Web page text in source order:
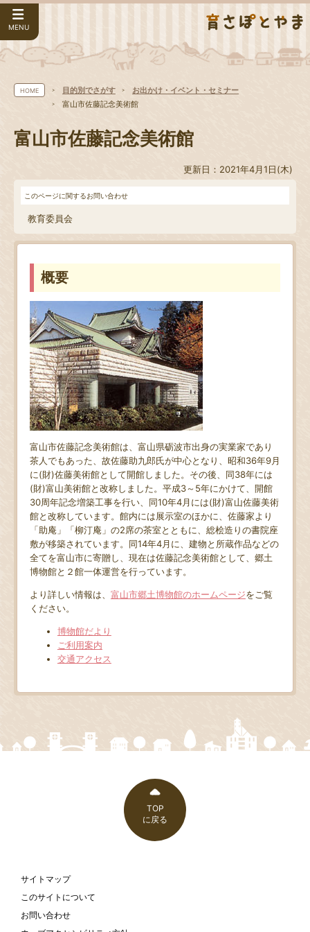
MENU
HOME 目的別でさがす
お出かけ・イベント・セミナー
富山市佐藤記念美術館
富山市佐藤記念美術館
更新日：2021年4月1日(木)
このページに関するお問い合わせ
教育委員会
概要
富山市佐藤記念美術館は、富山県砺波市出身の実業家であり
茶人でもあった、故佐藤助九郎氏が中心となり、昭和36年9月
に(財)佐藤美術館として開館しました。その後、同38年には
(財)富山美術館と改称しました。平成3～5年にかけて、開館
30周年記念増築工事を行い、同10年4月には(財)富山佐藤美術
館と改称しています。館内には展示室のほかに、佐藤家より
「助庵」「柳汀庵」の2席の茶室とともに、総桧造りの書院座
敷が移築されています。同14年4月に、建物と所蔵作品などの
全てを富山市に寄贈し、現在は佐藤記念美術館として、郷土
博物館と２館一体運営を行っています。
より詳しい情報は、 富山市郷土博物館のホームページをご覧
ください。
博物館だより
ご利用案内
交通アクセス
TOP
に戻る
サイトマップ
このサイトについて
お問い合わせ